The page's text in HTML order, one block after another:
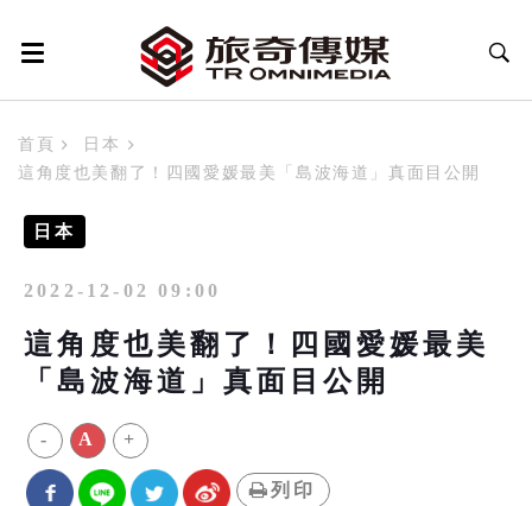
首頁
日本
這角度也美翻了！四國愛媛最美「島波海道」真面目公開
日本
2022-12-02 09:00
這角度也美翻了！四國愛媛最美
「島波海道」真面目公開
- A +
列印